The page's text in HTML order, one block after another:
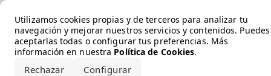
Utilizamos cookies propias y de terceros para analizar tu
navegación y mejorar nuestros servicios y contenidos. Puedes
aceptarlas todas o configurar tus preferencias. Más
información en nuestra Política de Cookies.
Rechazar Configurar
Error loading the brand